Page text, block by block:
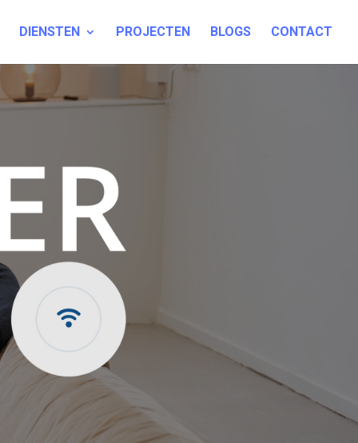
DIENSTEN PROJECTEN BLOGS CONTACT